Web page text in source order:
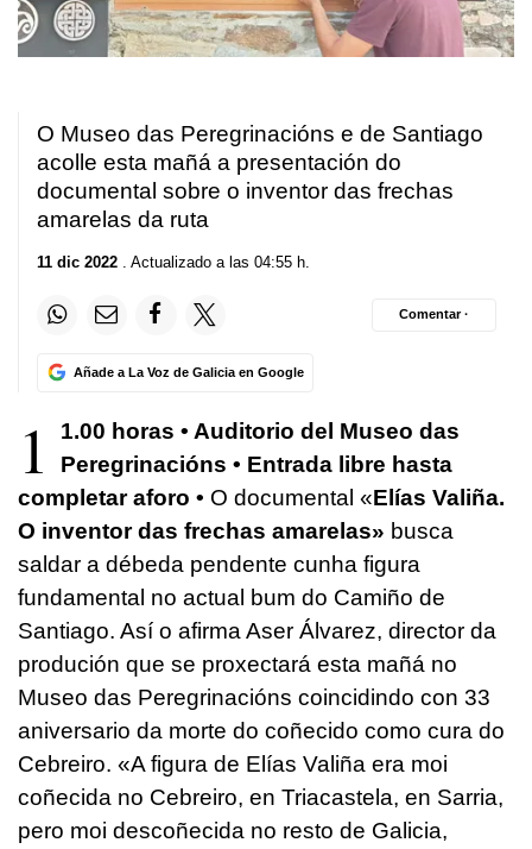
O Museo das Peregrinacións e de Santiago
acolle esta mañá a presentación do
documental sobre o inventor das frechas
amarelas da ruta
11 dic 2022 . Actualizado a las 04:55 h.
Añade a La Voz de Galicia en Google
Comentar ·
1
1.00 horas • Auditorio del Museo das
Peregrinacións • Entrada libre hasta
completar aforo • O documental «Elías Valiña.
O inventor das frechas amarelas» busca
saldar a débeda pendente cunha figura
fundamental no actual bum do Camiño de
Santiago. Así o afirma Aser Álvarez, director da
produción que se proxectará esta mañá no
Museo das Peregrinacións coincidindo con 33
aniversario da morte do coñecido como cura do
Cebreiro. «A figura de Elías Valiña era moi
coñecida no Cebreiro, en Triacastela, en Sarria,
pero moi descoñecida no resto de Galicia,